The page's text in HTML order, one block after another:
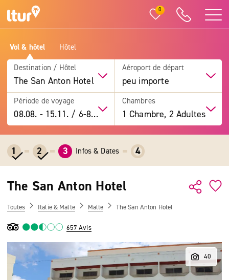
0
Vol & hôtel Hôtel
Destination / Hôtel
The San Anton Hotel
Aéroport de départ
peu importe
Période de voyage
08.08. -15.11. / 6-8 jours
Chambres
1 Chambre, 2 Adultes
1 2 3 Infos & Dates 4
The San Anton Hotel
Toutes Italie & Malte Malte The San Anton Hotel
657 Avis